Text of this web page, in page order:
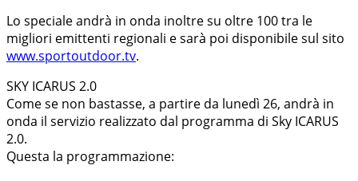
Lo speciale andrà in onda inoltre su oltre 100 tra le
migliori emittenti regionali e sarà poi disponibile sul sito
www.sportoutdoor.tv.
SKY ICARUS 2.0
Come se non bastasse, a partire da lunedì 26, andrà in
onda il servizio realizzato dal programma di Sky ICARUS
2.0.
Questa la programmazione: